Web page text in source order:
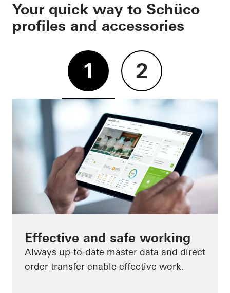
Your quick way to Schüco
profiles and accessories
1 2
Effective and safe working
Always up-to-date master data and direct
order transfer enable effective work.